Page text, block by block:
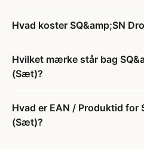
Hvad koster SQ&amp;SN
Hvilket mærke står bag
(Sæt)?
Hvad er EAN / Produktid for
(Sæt)?